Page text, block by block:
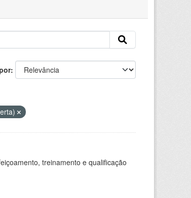
treinamento e qualificação